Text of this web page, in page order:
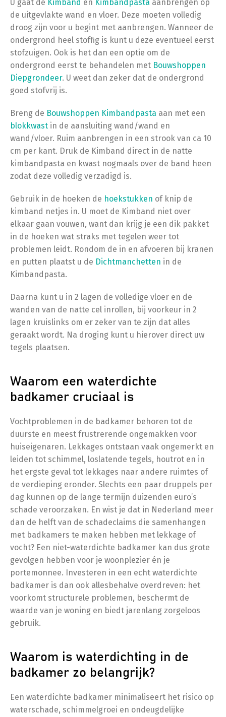
U gaat de Kimband en Kimbandpasta aanbrengen op
de uitgevlakte wand en vloer. Deze moeten volledig
droog zijn voor u begint met aanbrengen. Wanneer de
ondergrond heel stoffig is kunt u deze eventueel eerst
stofzuigen. Ook is het dan een optie om de
ondergrond eerst te behandelen met Bouwshoppen
Diepgrondeer. U weet dan zeker dat de ondergrond
goed stofvrij is.
Breng de Bouwshoppen Kimbandpasta aan met een
blokkwast in de aansluiting wand/wand en
wand/vloer. Ruim aanbrengen in een strook van ca 10
cm per kant. Druk de Kimband direct in de natte
kimbandpasta en kwast nogmaals over de band heen
zodat deze volledig verzadigd is.
Gebruik in de hoeken de hoekstukken of knip de
kimband netjes in. U moet de Kimband niet over
elkaar gaan vouwen, want dan krijg je een dik pakket
in de hoeken wat straks met tegelen weer tot
problemen leidt. Rondom de in en afvoeren bij kranen
en putten plaatst u de Dichtmanchetten in de
Kimbandpasta.
Daarna kunt u in 2 lagen de volledige vloer en de
wanden van de natte cel inrollen, bij voorkeur in 2
lagen kruislinks om er zeker van te zijn dat alles
geraakt wordt. Na droging kunt u hierover direct uw
tegels plaatsen.
Waarom een waterdichte
badkamer cruciaal is
Vochtproblemen in de badkamer behoren tot de
duurste en meest frustrerende ongemakken voor
huiseigenaren. Lekkages ontstaan vaak ongemerkt en
leiden tot schimmel, loslatende tegels, houtrot en in
het ergste geval tot lekkages naar andere ruimtes of
de verdieping eronder. Slechts een paar druppels per
dag kunnen op de lange termijn duizenden euro’s
schade veroorzaken. En wist je dat in Nederland meer
dan de helft van de schadeclaims die samenhangen
met badkamers te maken hebben met lekkage of
vocht? Een niet-waterdichte badkamer kan dus grote
gevolgen hebben voor je woonplezier én je
portemonnee. Investeren in een echt waterdichte
badkamer is dan ook allesbehalve overdreven: het
voorkomt structurele problemen, beschermt de
waarde van je woning en biedt jarenlang zorgeloos
gebruik.
Waarom is waterdichting in de
badkamer zo belangrijk?
Een waterdichte badkamer minimaliseert het risico op
waterschade, schimmelgroei en ondeugdelijke